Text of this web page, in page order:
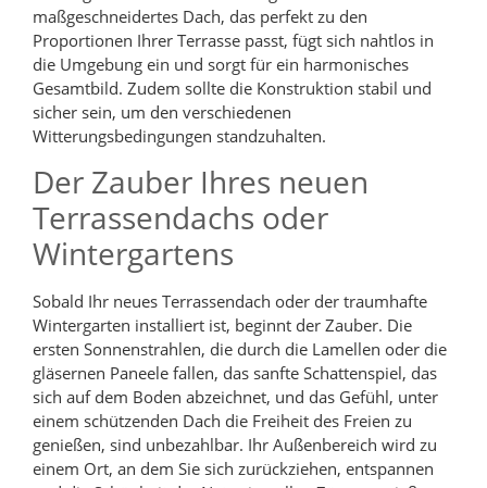
maßgeschneidertes Dach, das perfekt zu den
Proportionen Ihrer Terrasse passt, fügt sich nahtlos in
die Umgebung ein und sorgt für ein harmonisches
Gesamtbild. Zudem sollte die Konstruktion stabil und
sicher sein, um den verschiedenen
Witterungsbedingungen standzuhalten.
Der Zauber Ihres neuen
Terrassendachs oder
Wintergartens
Sobald Ihr neues Terrassendach oder der traumhafte
Wintergarten installiert ist, beginnt der Zauber. Die
ersten Sonnenstrahlen, die durch die Lamellen oder die
gläsernen Paneele fallen, das sanfte Schattenspiel, das
sich auf dem Boden abzeichnet, und das Gefühl, unter
einem schützenden Dach die Freiheit des Freien zu
genießen, sind unbezahlbar. Ihr Außenbereich wird zu
einem Ort, an dem Sie sich zurückziehen, entspannen